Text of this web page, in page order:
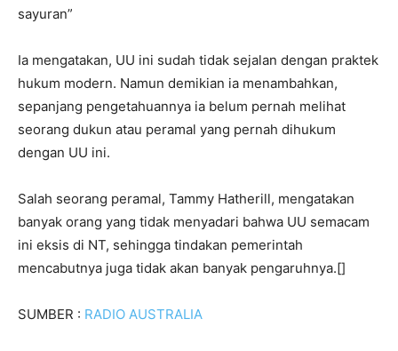
sayuran”
Ia mengatakan, UU ini sudah tidak sejalan dengan praktek
hukum modern. Namun demikian ia menambahkan,
sepanjang pengetahuannya ia belum pernah melihat
seorang dukun atau peramal yang pernah dihukum
dengan UU ini.
Salah seorang peramal, Tammy Hatherill, mengatakan
banyak orang yang tidak menyadari bahwa UU semacam
ini eksis di NT, sehingga tindakan pemerintah
mencabutnya juga tidak akan banyak pengaruhnya.[]
SUMBER : RADIO AUSTRALIA